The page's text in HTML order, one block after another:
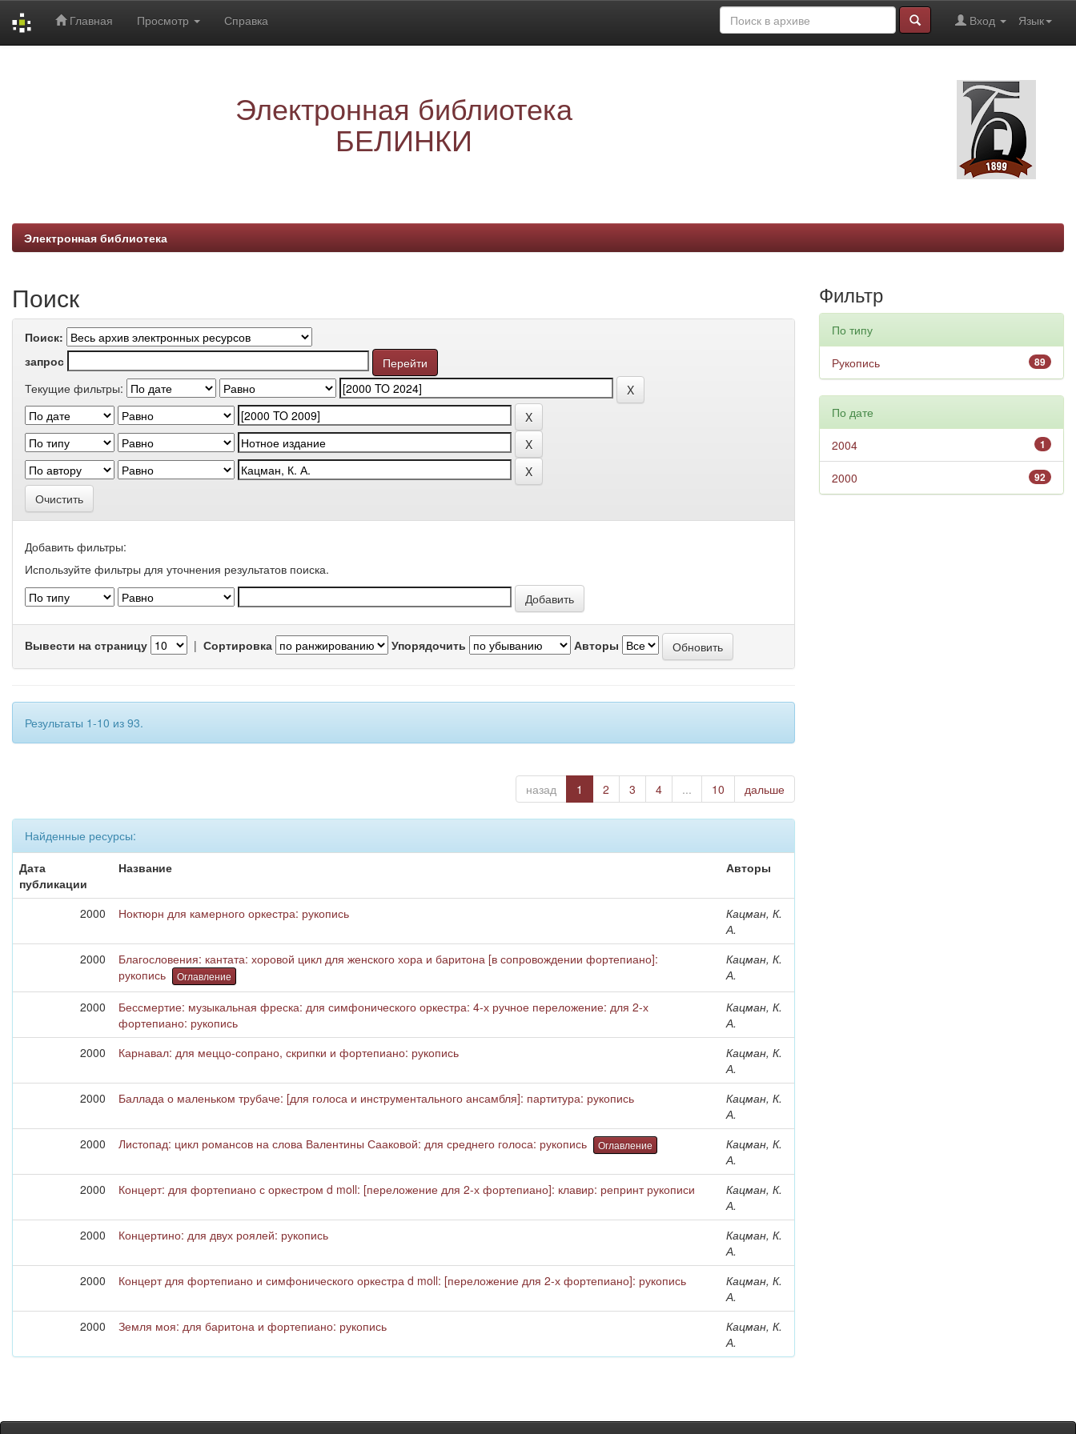
Главная Просмотр Справка Язык
Вход
Электронная библиотека
БЕЛИНКИ
Электронная библиотека
Поиск
Поиск:
запрос
Текущие фильтры:
Очистить
Добавить фильтры:
Используйте фильтры для уточнения результатов поиска.
Вывести на страницу | Сортировка Упорядочить Авторы
Результаты 1-10 из 93.
назад 1 2 3 4 ... 10 дальше
Найденные ресурсы:
Дата
публикации
Название Авторы
2000 Ноктюрн для камерного оркестра: рукопись
Кацман, К.
А.
2000
Благословения: кантата: хоровой цикл для женского хора и баритона [в сопровождении фортепиано]:
рукопись
Оглавление
Кацман, К.
А.
2000
Бессмертие: музыкальная фреска: для симфонического оркестра: 4-х ручное переложение: для 2-х
фортепиано: рукопись
Кацман, К.
А.
2000
Карнавал: для меццо-сопрано, скрипки и фортепиано: рукопись
Кацман, К.
А.
2000
Баллада о маленьком трубаче: [для голоса и инструментального ансамбля]: партитура: рукопись
Кацман, К.
А.
2000
Листопад: цикл романсов на слова Валентины Сааковой: для среднего голоса: рукопись Оглавление
Кацман, К.
А.
2000
Концерт: для фортепиано с оркестром d moll: [переложение для 2-х фортепиано]: клавир: репринт рукописи
Кацман, К.
А.
2000
Концертино: для двух роялей: рукопись
Кацман, К.
А.
2000
Концерт для фортепиано и симфонического оркестра d moll: [переложение для 2-х фортепиано]: рукопись
Кацман, К.
А.
2000
Земля моя: для баритона и фортепиано: рукопись
Кацман, К.
А.
Фильтр
По типу
89
Рукопись
По дате
1
2004
92
2000